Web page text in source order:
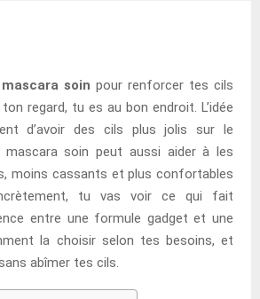
mascara soin pour renforcer tes cils
regard, tu es au bon endroit. L’idée
d’avoir des cils plus jolis sur le
soin peut aussi aider à les
moins cassants et plus confortables
tu vas voir ce qui fait
entre une formule gadget et une
la choisir selon tes besoins, et
abîmer tes cils.